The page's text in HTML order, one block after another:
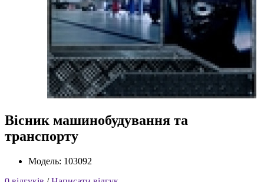
Вісник машинобудування та
транспорту
Модель: 103092